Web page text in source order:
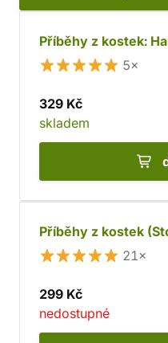
Příběhy z kostek:
5×
329 Kč
skladem
Příběhy z kostek
21×
299 Kč
nedostupné